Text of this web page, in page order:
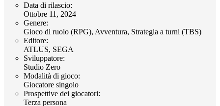
Data di rilascio:
Ottobre 11, 2024
Genere:
Gioco di ruolo (RPG), Avventura, Strategia a turni (TBS)
Editore:
ATLUS, SEGA
Sviluppatore:
Studio Zero
Modalità di gioco:
Giocatore singolo
Prospettive dei giocatori:
Terza persona